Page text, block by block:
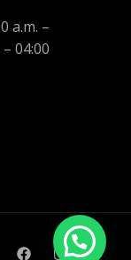
a.m. –
04:00